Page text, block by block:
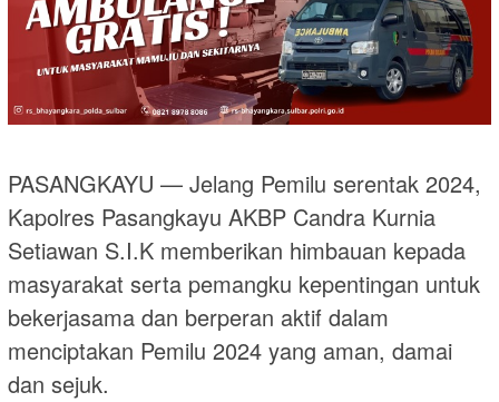
PASANGKAYU — Jelang Pemilu serentak 2024,
Kapolres Pasangkayu AKBP Candra Kurnia
Setiawan S.I.K memberikan himbauan kepada
masyarakat serta pemangku kepentingan untuk
bekerjasama dan berperan aktif dalam
menciptakan Pemilu 2024 yang aman, damai
dan sejuk.